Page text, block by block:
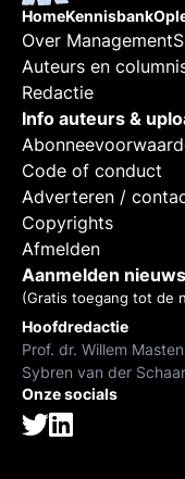
HomeKennisbank
Over
Auteurs en
Redactie
Info auteurs &
Code of conduct
Adverteren /
Copyrights
Afmelden
Aanmelden
(Gratis toegang tot de
Hoofdredactie
Prof. dr. Willem
Sybren van der Schaar
Onze socials